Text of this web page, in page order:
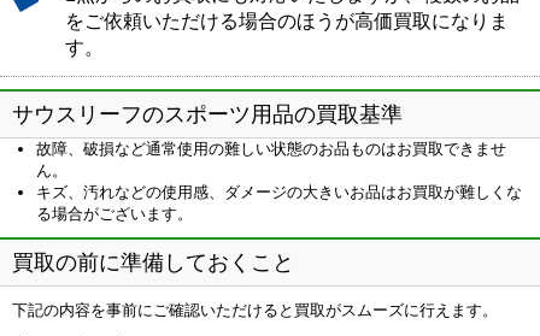
をご依頼いただける場合のほうが高価買取になりま
す。
サウスリーフのスポーツ用品の買取基準
故障、破損など通常使用の難しい状態のお品ものはお買取できませ
ん。
キズ、汚れなどの使用感、ダメージの大きいお品はお買取が難しくな
る場合がございます。
買取の前に準備しておくこと
下記の内容を事前にご確認いただけると買取がスムーズに行えます。